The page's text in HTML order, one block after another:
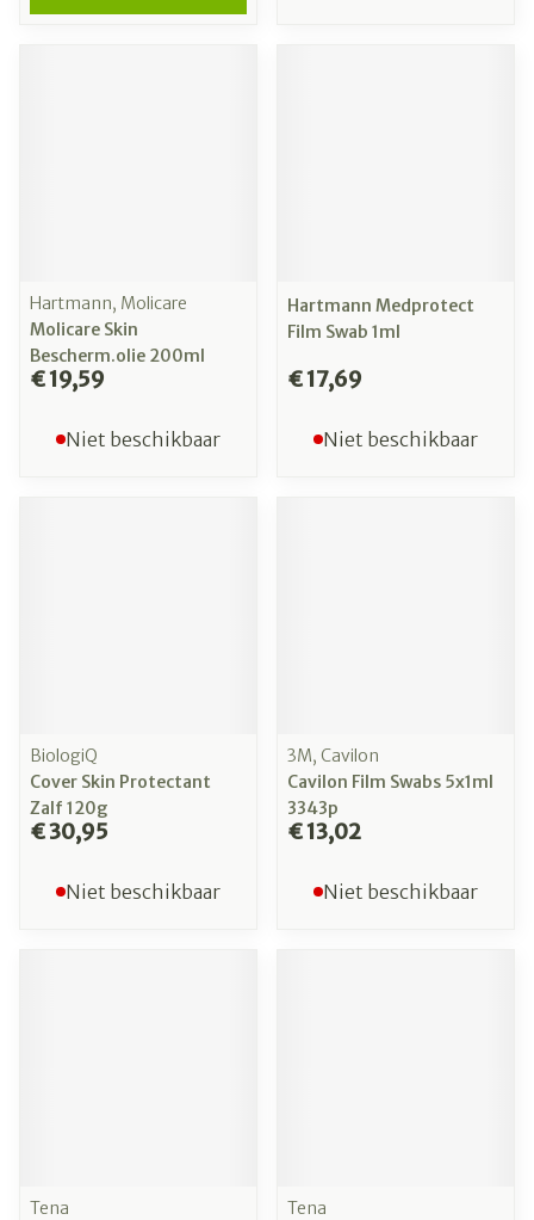
Hartmann, Molicare
Molicare Skin
Bescherm.olie 200ml
€ 19,59
Niet beschikbaar
Hartmann Medprotect
Film Swab 1ml
€ 17,69
Niet beschikbaar
BiologiQ
Cover Skin Protectant
Zalf 120g
€ 30,95
Niet beschikbaar
3M, Cavilon
Cavilon Film Swabs 5x1ml
3343p
€ 13,02
Niet beschikbaar
Tena
Tena